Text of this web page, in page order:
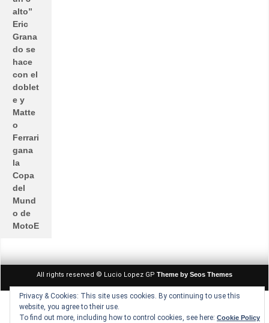
Privacy & Cookies: This site uses cookies. By continuing to use this
website, you agree to their use.
To find out more, including how to control cookies, see here: Cookie Policy
alto”
Eric
Grana
do se
hace
con el
doblet
e y
Matte
o
Ferrari
gana
la
Copa
del
Mund
o de
MotoE
All rights reserved © Lucio Lopez GP Theme by Seos Themes